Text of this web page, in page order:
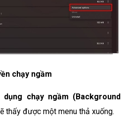
chạy ngầm
dụng chạy ngầm (Background
thấy được một menu thả xuống.